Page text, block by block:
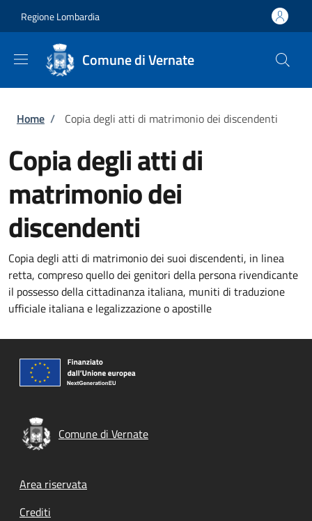
Regione Lombardia
Comune di Vernate
Briciole di pane
Home / Copia degli atti di matrimonio dei discendenti
Copia degli atti di
matrimonio dei
discendenti
Copia degli atti di matrimonio dei suoi discendenti, in linea
retta, compreso quello dei genitori della persona rivendicante
il possesso della cittadinanza italiana, muniti di traduzione
ufficiale italiana e legalizzazione o apostille
Comune di Vernate
Footer menu
Area riservata
Crediti